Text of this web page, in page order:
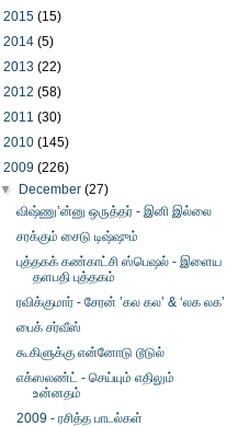
2015 (15)
2014 (5)
2013 (22)
2012 (58)
2011 (30)
2010 (145)
2009 (226)
▼
December(27)
விஷ்ணு’ன்னு ஒருத்தர் - இனி இல்லை
சரக்கும் சைடு டிஷ்ஷும்
புத்தகக் கண்காட்சி ஸ்பெஷல் - இளைய
தளபதி புத்தகம்
ரவிக்குமார் - சேரன் ’கல கல’ & ‘லக லக’
பைக் சர்வீஸ்
கூகிளுக்கு என்னோடு டூடுல்
எக்ஸலண்ட் - செய்யும் எதிலும்
உன்னதம்
2009 - ரசித்த பாடல்கள்